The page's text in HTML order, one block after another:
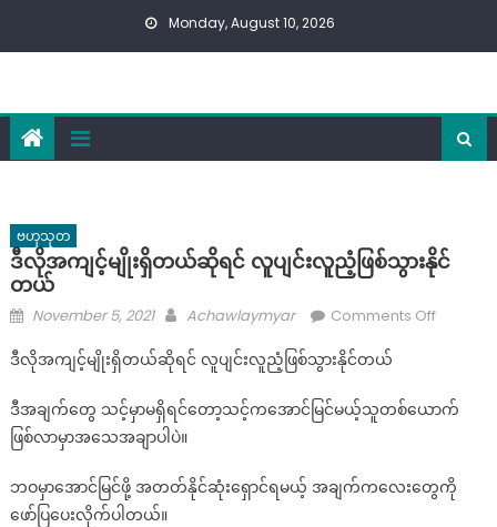
Monday, August 10, 2026
ဗဟုသုတ
ဒီလိုအကျင့်မျိုးရှိတယ်ဆိုရင် လူပျင်းလူညံ့ဖြစ်သွားနိုင်
တယ်
Posted
November 5, 2021 Author
Achawlaymyar Comments Offon
မျိုးရှိ
ရင်
ဒီလိုအကျင့်မျိုးရှိတယ်ဆိုရင် လူပျင်းလူညံ့ဖြစ်သွားနိုင်တယ်
ဒီအချက်တွေ သင့်မှာမရှိရင်တော့သင့်ကအောင်မြင်မယ့်သူတစ်ယောက်
ဖြစ်လာမှာအသေအချာပါပဲ။
ဘဝမှာအောင်မြင်ဖို့ အတတ်နိုင်ဆုံးရှောင်ရမယ့် အချက်ကလေးတွေကို
ဖော်ပြပေးလိုက်ပါတယ်။